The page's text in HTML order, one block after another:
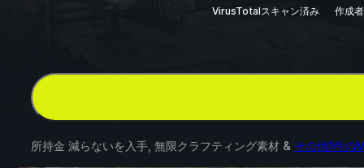
VirusTotalスキャン済み 作成
所持金 減らないを入手, 無限クラフティング素材 & その他1件の